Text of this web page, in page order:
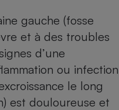
gauche (fosse
et à des troubles
d’une
ou infection
le long
est douloureuse et
Mutuelle
Comparateur auto
Comparatif cafetière
Comparatif robot cuiseur
Comparatif centrale
Gros électroménager
Image et son
Informatique
Internet
Téléphonie
Chauffage
Produit d'entretien
Sécurité domestique
le débit de votre